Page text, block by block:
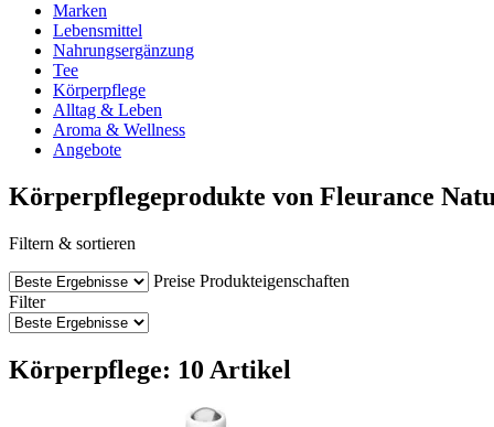
Marken
Lebensmittel
Nahrungsergänzung
Tee
Körperpflege
Alltag & Leben
Aroma & Wellness
Angebote
Körperpflegeprodukte von Fleurance
Filtern & sortieren
Preise Produkteigenschaften
Filter
Körperpflege: 10 Artikel